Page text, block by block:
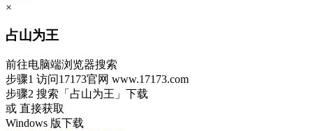
×
占山为王
前往电脑端浏览器搜索
步骤1 访问17173官网 www.17173.com
步骤2 搜索 「占山为王」 下载
或 直接获取
Windows 版下载